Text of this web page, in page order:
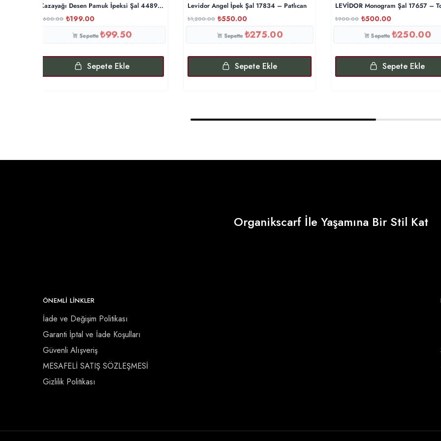
Kazayağı Desen Pamuk İpeksi Şal 44895 – Pamuk Şekeri
600.00 ₺199.00
Sepette₺99.50
Sepete Ekle
Levidor Angel İpek Şal 17834 – Patlıcan
₺1,200.00 ₺550.00
Sepette₺275.00
Sepete Ekle
LEVİDOR Monogram Şal 17657 –
₺900.00 ₺500.00
Sepette₺250.00
Sepete Ekle
Organikscarf İle Yaşamına Bir Stil Kat
ÖNEMLI LINKLER
İade ve Değişim Politikası
Garanti İptal ve İade Koşulları
Güvenli Alışveriş
MESAFELİ SATIŞ SÖZLEŞMESİ
Gizlilik Politikası